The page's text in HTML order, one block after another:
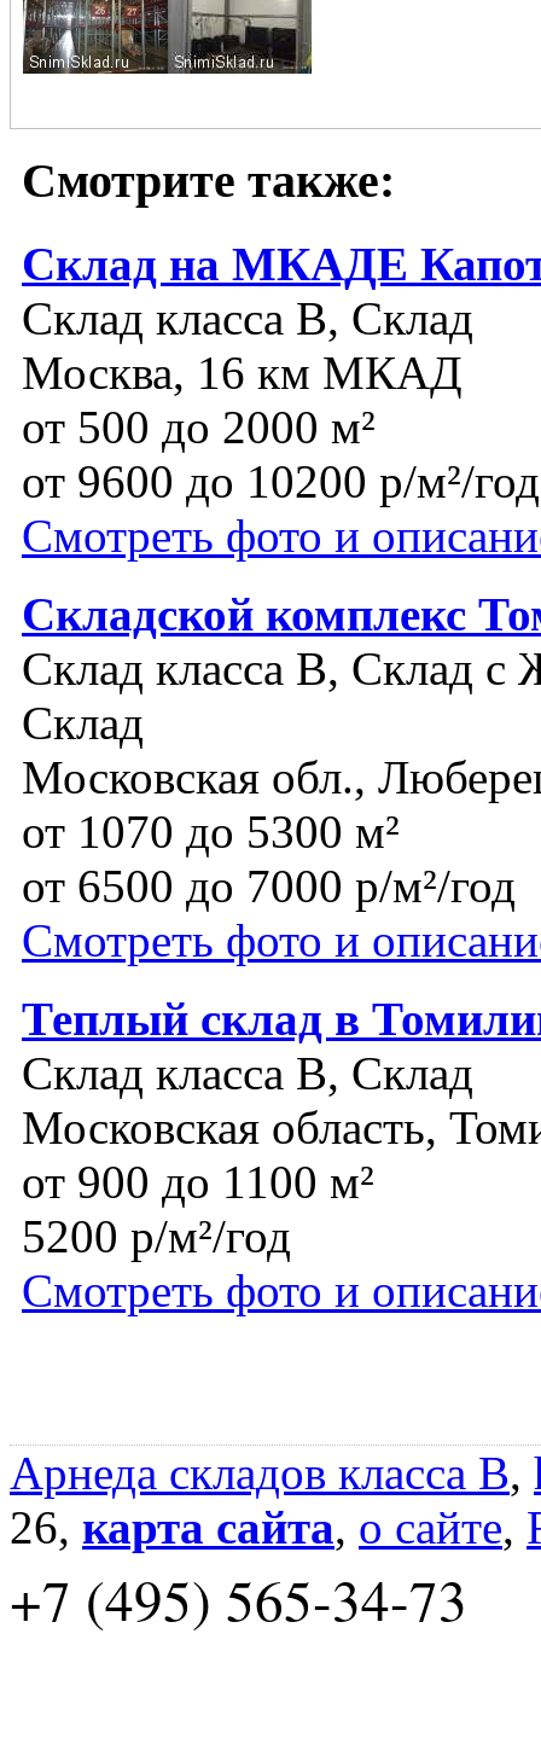
Смотрите также:
Склад на МКАДЕ
Склад класса B, Склад
Москва, 16 км МКАД
от 500 до 2000 м²
от 9600 до 10200 р/м²/год
Смотреть фото и
Складской комплекс
Склад класса B, Склад с
Склад
Московская обл.,
от 1070 до 5300 м²
от 6500 до 7000 р/м²/год
Смотреть фото и
Теплый склад в
Склад класса B, Склад
Московская область,
от 900 до 1100 м²
5200 р/м²/год
Смотреть фото и
Арнеда складов класса B,
26, карта сайта, о сайте,
+7 (495) 565-34-73